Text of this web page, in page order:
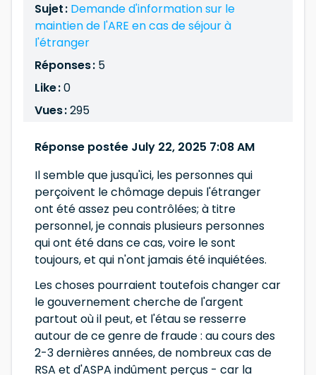
Sujet : Demande d'information sur le
maintien de l'ARE en cas de séjour à
l'étranger
Réponses : 5
Like :0
Vues :295
Réponse postée July 22, 2025 7:08 AM
Il semble que jusqu'ici, les personnes qui
perçoivent le chômage depuis l'étranger
ont été assez peu contrôlées; à titre
personnel, je connais plusieurs personnes
qui ont été dans ce cas, voire le sont
toujours, et qui n'ont jamais été inquiétées.
Les choses pourraient toutefois changer car
le gouvernement cherche de l'argent
partout où il peut, et l'étau se resserre
autour de ce genre de fraude : au cours des
2-3 dernières années, de nombreux cas de
RSA et d'ASPA indûment perçus - car la